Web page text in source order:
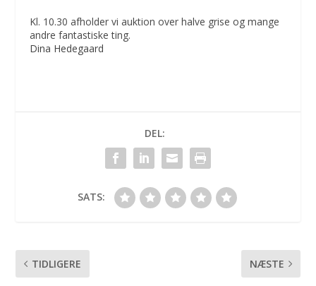
Kl. 10.30 afholder vi auktion over halve grise og mange
andre fantastiske ting.
Dina Hedegaard
DEL:
SATS:
TIDLIGERE NÆSTE